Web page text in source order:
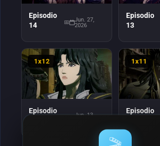
Episodio
14
Jun. 27,
2026
Episodio
13
1x12
Episodio
Jun. 13,
1x11
Episodio